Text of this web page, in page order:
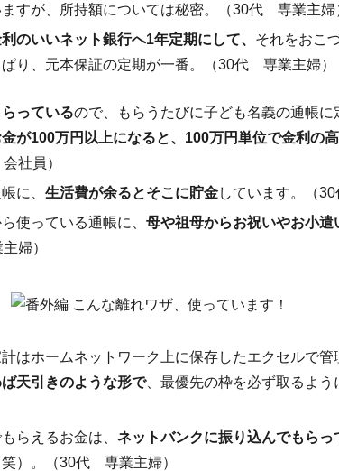
すが、所持額については秘密。（30代 専業主婦
のいいネット銀行へ1年定期にして、 それをおこ
り、元本保証の定期が一番。（30代 専業主婦）
っているので、もらうたびに子ども名義の通帳に
が100万円以上になると、100万円単位で金利の
社員）
に、 生活費が余るとそこに貯金しています。（
使っている通帳に、 母や祖母からお祝いやお小
婦）
計はホームネットワーク上に保存したエクセルで
天引きのような形で、最優先の枠を必ず取るよ
らえるお金は、 ネットバンクに振り込んでもらっ
）。（30代 専業主婦）